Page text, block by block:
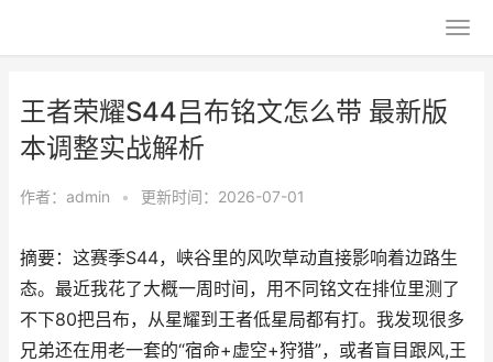
王者荣耀S44吕布铭文怎么带 最新版
本调整实战解析
作者： admin • 更新时间：2026-07-01
摘要：这赛季S44，峡谷里的风吹草动直接影响着边路生
态。最近我花了大概一周时间，用不同铭文在排位里测了
不下80把吕布，从星耀到王者低星局都有打。我发现很多
兄弟还在用老一套的“宿命+虚空+狩猎”，或者盲目跟风,王